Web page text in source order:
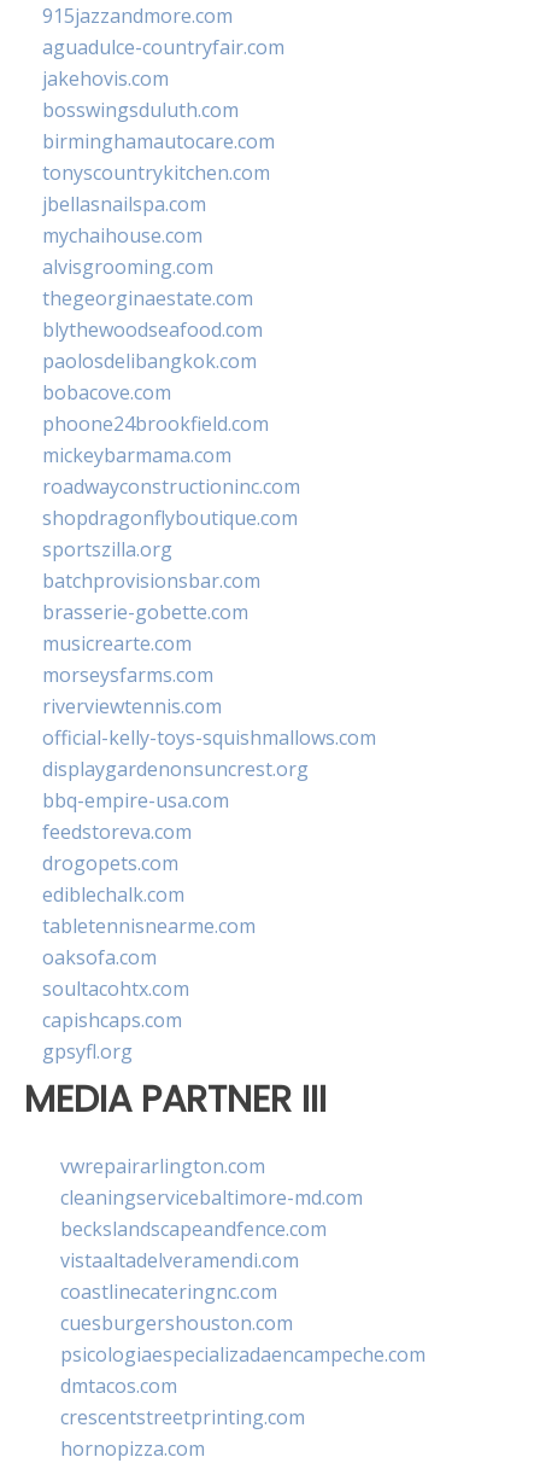
915jazzandmore.com
aguadulce-countryfair.com
jakehovis.com
bosswingsduluth.com
birminghamautocare.com
tonyscountrykitchen.com
jbellasnailspa.com
mychaihouse.com
alvisgrooming.com
thegeorginaestate.com
blythewoodseafood.com
paolosdelibangkok.com
bobacove.com
phoone24brookfield.com
mickeybarmama.com
roadwayconstructioninc.com
shopdragonflyboutique.com
sportszilla.org
batchprovisionsbar.com
brasserie-gobette.com
musicrearte.com
morseysfarms.com
riverviewtennis.com
official-kelly-toys-squishmallows.com
displaygardenonsuncrest.org
bbq-empire-usa.com
feedstoreva.com
drogopets.com
ediblechalk.com
tabletennisnearme.com
oaksofa.com
soultacohtx.com
capishcaps.com
gpsyfl.org
MEDIA PARTNER III
vwrepairarlington.com
cleaningservicebaltimore-md.com
beckslandscapeandfence.com
vistaaltadelveramendi.com
coastlinecateringnc.com
cuesburgershouston.com
psicologiaespecializadaencampeche.com
dmtacos.com
crescentstreetprinting.com
hornopizza.com